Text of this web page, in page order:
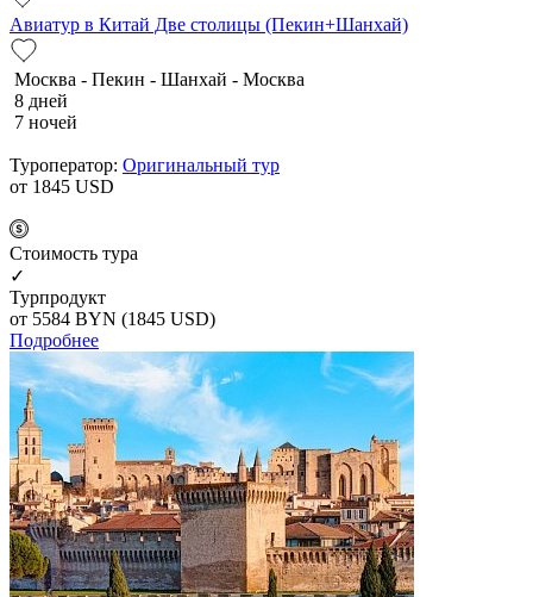
Авиатур в Китай Две столицы (Пекин+Шанхай)
Москва - Пекин - Шанхай - Москва
8 дней
7 ночей
Туроператор: Оригинальный тур
от 1845 USD
Cтоимость тура
✓
Турпродукт
от 5584 BYN (1845 USD)
Подробнее